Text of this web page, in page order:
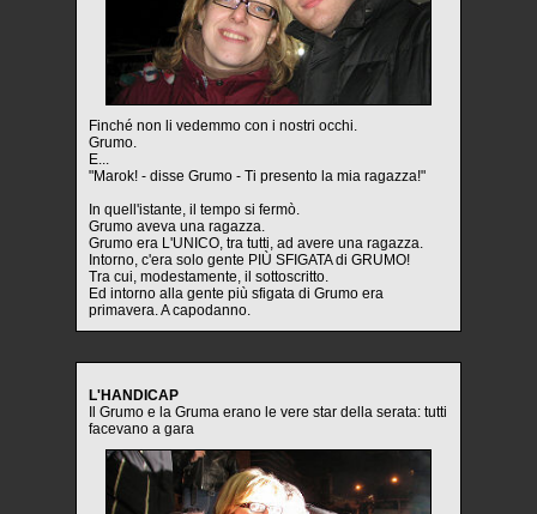
Finché non li vedemmo con i nostri occhi.
Grumo.
E...
"Marok! - disse Grumo - Ti presento la mia ragazza!"
In quell'istante, il tempo si fermò.
Grumo aveva una ragazza.
Grumo era L'UNICO, tra tutti, ad avere una ragazza.
Intorno, c'era solo gente PIÙ SFIGATA di GRUMO!
Tra cui, modestamente, il sottoscritto.
Ed intorno alla gente più sfigata di Grumo era
primavera. A capodanno.
L'HANDICAP
Il Grumo e la Gruma erano le vere star della serata: tutti
facevano a gara